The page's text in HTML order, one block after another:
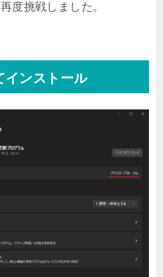
度挑戦しました。
インストール